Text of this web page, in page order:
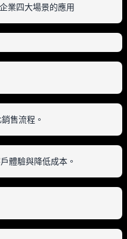
業四大場景的應用
銷售流程。
戶體驗與降低成本。